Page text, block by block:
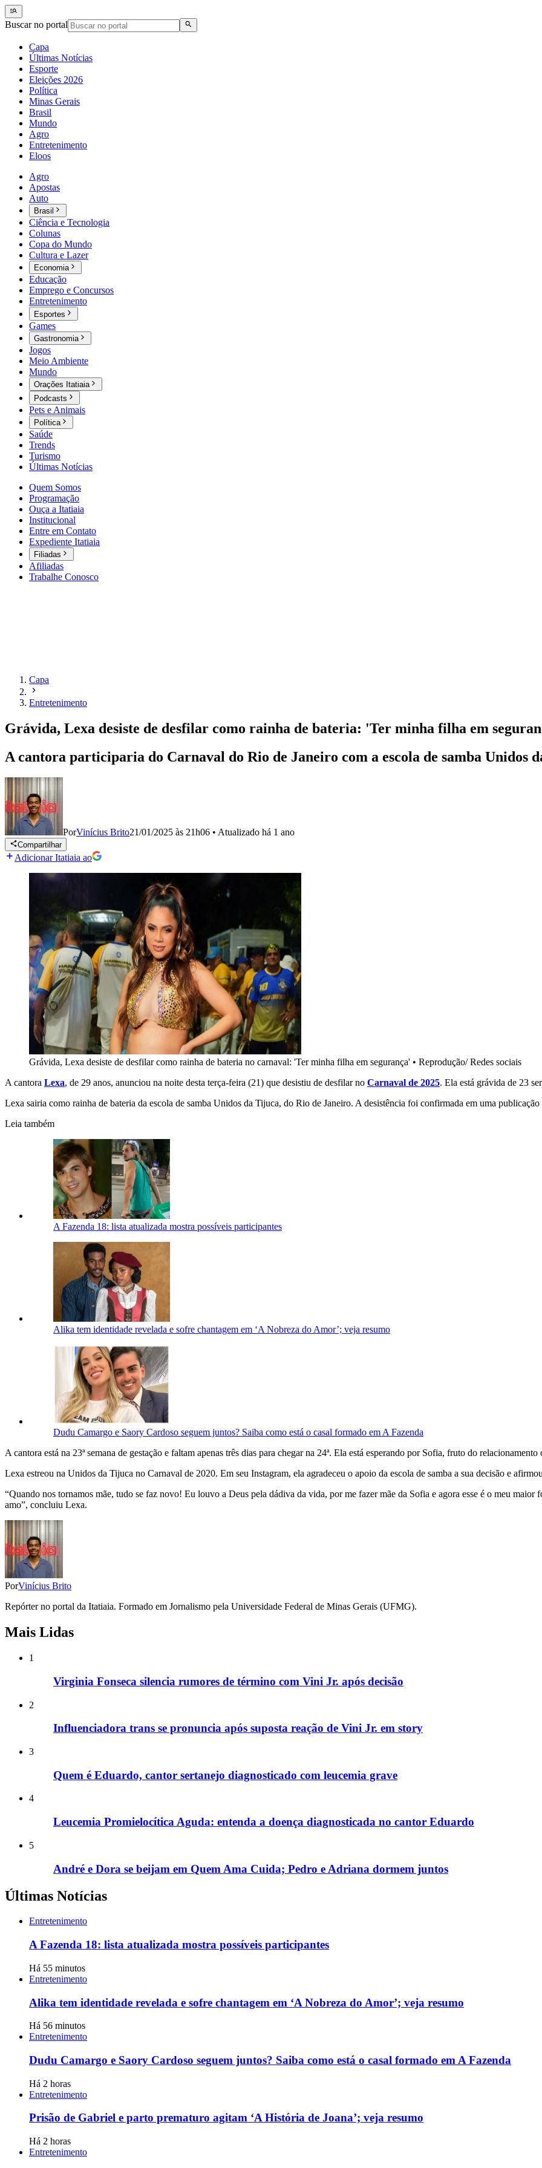
Buscar no portal
Capa
Últimas Notícias
Esporte
Eleições 2026
Política
Minas Gerais
Brasil
Mundo
Agro
Entretenimento
Eloos
Agro
Apostas
Auto
Brasil
Ciência e Tecnologia
Colunas
Copa do Mundo
Cultura e Lazer
Economia
Educação
Emprego e Concursos
Entretenimento
Esportes
Games
Gastronomia
Jogos
Meio Ambiente
Mundo
Orações Itatiaia
Podcasts
Pets e Animais
Política
Saúde
Trends
Turismo
Últimas Notícias
Quem Somos
Programação
Ouça a Itatiaia
Institucional
Entre em Contato
Expediente Itatiaia
Filiadas
Afiliadas
Trabalhe Conosco
Capa
Entretenimento
Grávida, Lexa desiste de desfilar como rainha de bateria: 'Ter minha filha em
A cantora participaria do Carnaval do Rio de Janeiro com a escola de samba Unidos
PorVinícius Brito21/01/2025 às 21h06 • Atualizado há 1 ano
Compartilhar
Adicionar Itatiaia ao
Grávida, Lexa desiste de desfilar como rainha de bateria no carnaval: 'Ter minha filha em segurança' • Reprodução/ Redes sociais
A cantora Lexa, de 29 anos, anunciou na noite desta terça-feira (21) que desistiu de desfilar no Carnaval de 2025. Ela está grávida de 23
Lexa sairia como rainha de bateria da escola de samba Unidos da Tijuca, do Rio de Janeiro. A desistência foi confirmada em uma publicação
Leia também
A Fazenda 18: lista atualizada mostra possíveis participantes
Alika tem identidade revelada e sofre chantagem em ‘A Nobreza do Amor’; veja resumo
Dudu Camargo e Saory Cardoso seguem juntos? Saiba como está o casal formado em A Fazenda
A cantora está na 23ª semana de gestação e faltam apenas três dias para chegar na 24ª. Ela está esperando por Sofia, fruto do
Lexa estreou na Unidos da Tijuca no Carnaval de 2020. Em seu Instagram, ela agradeceu o apoio da escola de samba a sua decisão e
“Quando nos tornamos mãe, tudo se faz novo! Eu louvo a Deus pela dádiva da vida, por me fazer mãe da Sofia e agora esse é o meu
amo”, concluiu Lexa.
PorVinícius Brito
Repórter no portal da Itatiaia. Formado em Jornalismo pela Universidade Federal de Minas Gerais (UFMG).
Mais Lidas
1
Virginia Fonseca silencia rumores de término com Vini Jr. após decisão
2
Influenciadora trans se pronuncia após suposta reação de Vini Jr. em story
3
Quem é Eduardo, cantor sertanejo diagnosticado com leucemia grave
4
Leucemia Promielocítica Aguda: entenda a doença diagnosticada no cantor Eduardo
5
André e Dora se beijam em Quem Ama Cuida; Pedro e Adriana dormem juntos
Últimas Notícias
Entretenimento
A Fazenda 18: lista atualizada mostra possíveis participantes
Há 55 minutos
Entretenimento
Alika tem identidade revelada e sofre chantagem em ‘A Nobreza do Amor’; veja resumo
Há 56 minutos
Entretenimento
Dudu Camargo e Saory Cardoso seguem juntos? Saiba como está o casal formado em A Fazenda
Há 2 horas
Entretenimento
Prisão de Gabriel e parto prematuro agitam ‘A História de Joana’; veja resumo
Há 2 horas
Entretenimento